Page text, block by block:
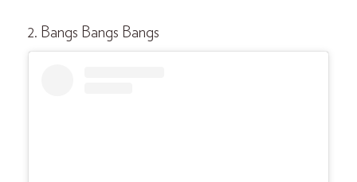
2. Bangs Bangs Bangs